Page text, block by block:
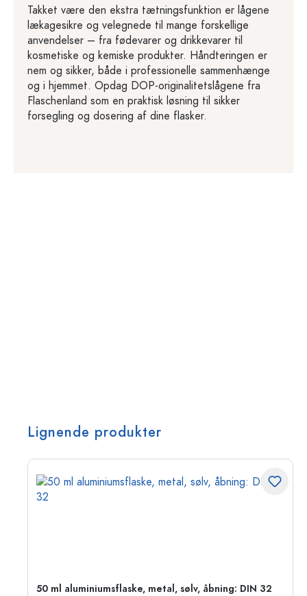
Takket være den ekstra tætningsfunktion er lågene
lækagesikre og velegnede til mange forskellige
anvendelser – fra fødevarer og drikkevarer til
kosmetiske og kemiske produkter. Håndteringen er
nem og sikker, både i professionelle sammenhænge
og i hjemmet. Opdag DOP-originalitetslågene fra
Flaschenland som en praktisk løsning til sikker
forsegling og dosering af dine flasker.
Lignende produkter
50 ml aluminiumsflaske, metal, sølv, åbning: DIN 32